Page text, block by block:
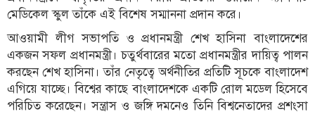
মেডিকেল স্কুল তাঁকে এই বিশেষ সম্মাননা প্রদান করে।
আওয়ামী লীগ সভাপতি ও প্রধানমন্ত্রী শেখ হাসিনা বাংলাদেশের
একজন সফল প্রধানমন্ত্রী। চতুর্থবারের মতো প্রধানমন্ত্রীর দায়িত্ব পালন
করছেন শেখ হাসিনা। তাঁর নেতৃত্বে অর্থনীতির প্রতিটি সূচকে বাংলাদেশ
এগিয়ে যাচ্ছে। বিশ্বের কাছে বাংলাদেশকে একটি রোল মডেল হিসেবে
পরিচিত করেছেন। সন্ত্রাস ও জঙ্গি দমনেও তিনি বিশ্বনেতাদের প্রশংসা